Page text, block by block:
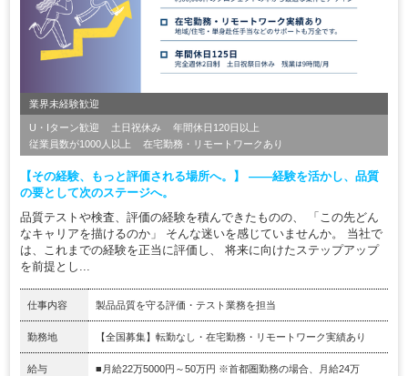
業界未経験歓迎
U・Iターン歓迎 土日祝休み
年間休日120日以上
従業員数が1000人以上
在宅勤務・リモートワークあり
【その経験、もっと評価される場所へ。】 ――経験を活かし、品質
の要として次のステージへ。
品質テストや検査、評価の経験を積んできたものの、 「この先どん
なキャリアを描けるのか」 そんな迷いを感じていませんか。 当社で
は、これまでの経験を正当に評価し、 将来に向けたステップアップ
を前提とし...
仕事内容 製品品質を守る評価・テスト業務を担当
勤務地 【全国募集】転勤なし・在宅勤務・リモートワーク実績あり
給与
■月給22万5000円～50万円 ※首都圏勤務の場合、月給24万